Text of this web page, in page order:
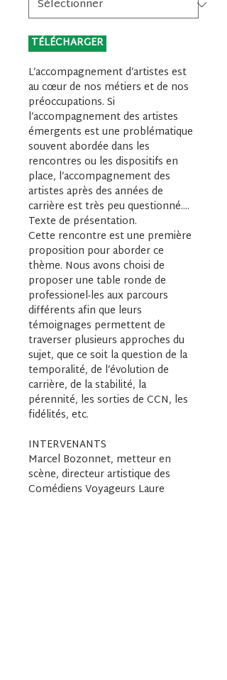
TÉLÉCHARGER
L’accompagnement d’artistes est
au cœur de nos métiers et de nos
préoccupations. Si
l’accompagnement des artistes
émergents est une problématique
souvent abordée dans les
rencontres ou les dispositifs en
place, l’accompagnement des
artistes après des années de
carrière est très peu questionné....
Texte de présentation.
Cette rencontre est une première
proposition pour aborder ce
thème. Nous avons choisi de
proposer une table ronde de
professionel-les aux parcours
différents afin que leurs
témoignages permettent de
traverser plusieurs approches du
sujet, que ce soit la question de la
temporalité, de l’évolution de
carrière, de la stabilité, la
pérennité, les sorties de CCN, les
fidélités, etc.
INTERVENANTS
Marcel Bozonnet, metteur en
scène, directeur artistique des
Comédiens Voyageurs Laure